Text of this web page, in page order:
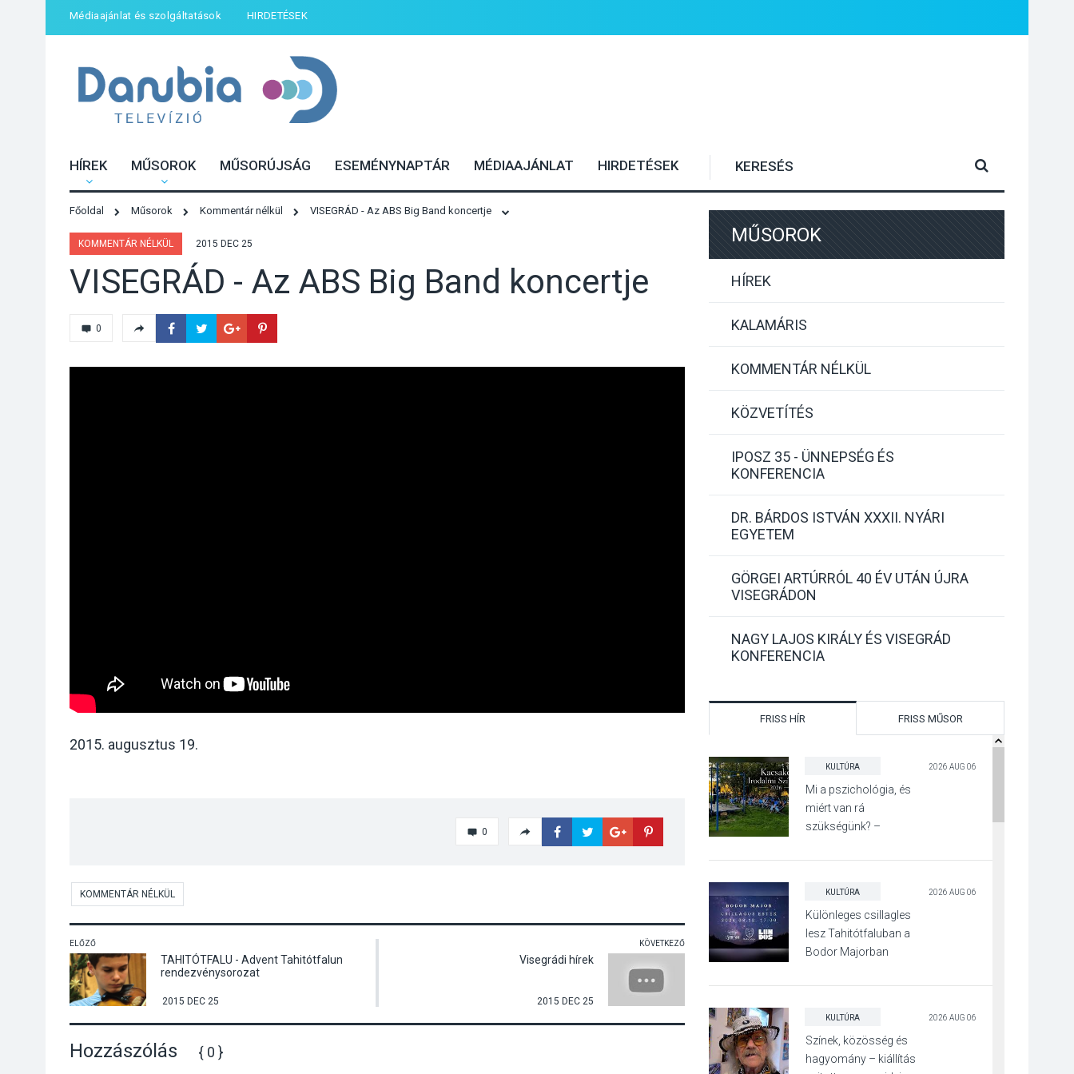
Médiaajánlat és szolgáltatások HIRDETÉSEK
HÍREK MŰSOROK MŰSORÚJSÁG ESEMÉNYNAPTÁR MÉDIAAJÁNLAT HIRDETÉSEK
Főoldal Műsorok Kommentár nélkül VISEGRÁD - Az ABS Big Band koncertje
KOMMENTÁR NÉLKÜL 2015 DEC 25
VISEGRÁD - Az ABS Big Band koncertje
0
2015. augusztus 19.
0
KOMMENTÁR NÉLKÜL
ELŐZŐ
TAHITÓTFALU - Advent Tahitótfalun
rendezvénysorozat
2015 DEC 25
KÖVETKEZŐ
Visegrádi hírek
2015 DEC 25
Hozzászólás { 0 }
MŰSOROK
HÍREK
KALAMÁRIS
KOMMENTÁR NÉLKÜL
KÖZVETÍTÉS
IPOSZ 35 - ÜNNEPSÉG ÉS
KONFERENCIA
DR. BÁRDOS ISTVÁN XXXII. NYÁRI
EGYETEM
GÖRGEI ARTÚRRÓL 40 ÉV UTÁN ÚJRA
VISEGRÁDON
NAGY LAJOS KIRÁLY ÉS VISEGRÁD
KONFERENCIA
FRISS HÍR FRISS MŰSOR
KULTÚRA 2026 AUG 06
Mi a pszichológia, és
miért van rá
szükségünk? –
Irodalmi Színpadon
KULTÚRA 2026 AUG 06
Különleges csillagles
lesz Tahitótfaluban a
Bodor Majorban
KULTÚRA 2026 AUG 06
Színek, közösség és
hagyomány – kiállítás